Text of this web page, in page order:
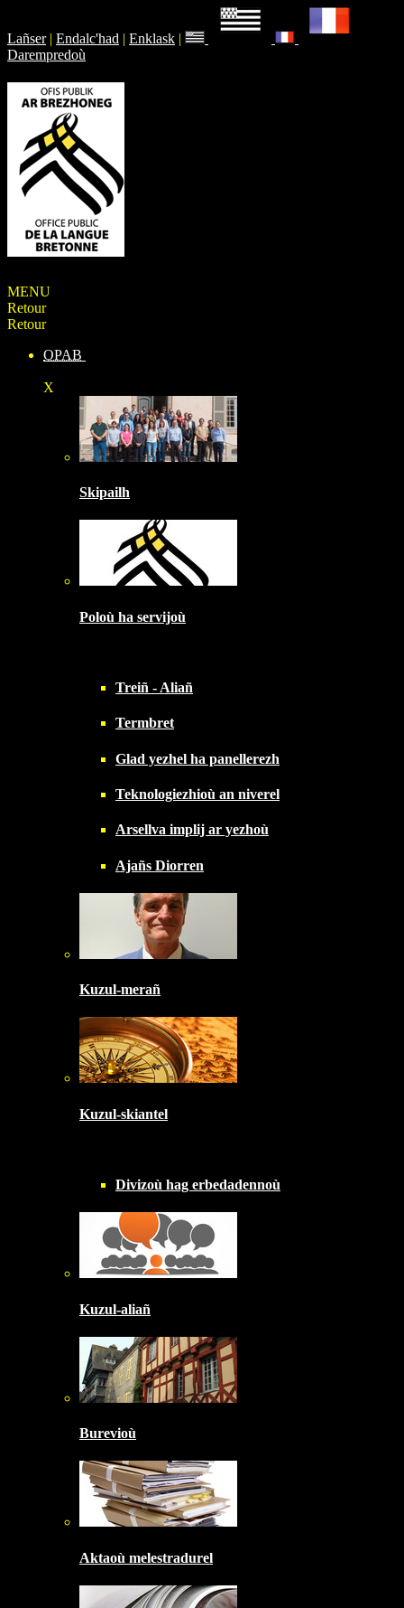
Lañser | Endalc'had | Enklask |
Darempredoù
MENU
Retour
Retour
OPAB
X
Skipailh
Poloù ha servijoù
Treiñ - Aliañ
Termbret
Glad yezhel ha panellerezh
Teknologiezhioù an niverel
Arsellva implij ar yezhoù
Ajañs Diorren
Kuzul-merañ
Kuzul-skiantel
Divizoù hag erbedadennoù
Kuzul-aliañ
Burevioù
Aktaoù melestradurel